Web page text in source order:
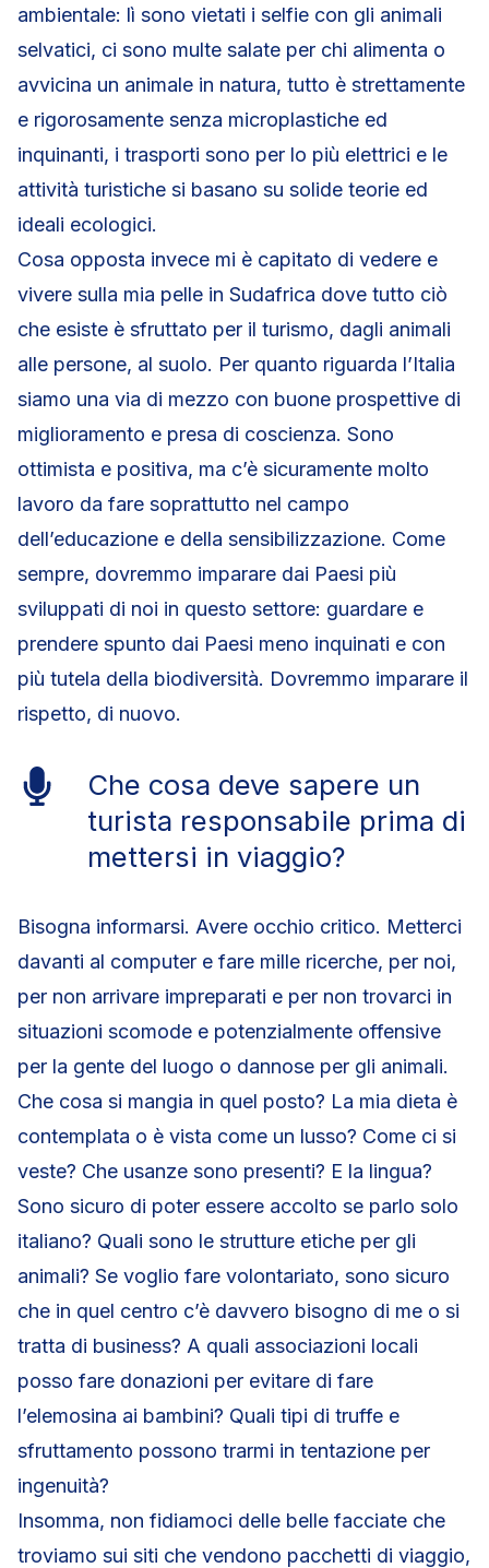
ambientale: lì sono vietati i selfie con gli animali
selvatici, ci sono multe salate per chi alimenta o
avvicina un animale in natura, tutto è strettamente
e rigorosamente senza microplastiche ed
inquinanti, i trasporti sono per lo più elettrici e le
attività turistiche si basano su solide teorie ed
ideali ecologici.
Cosa opposta invece mi è capitato di vedere e
vivere sulla mia pelle in Sudafrica dove tutto ciò
che esiste è sfruttato per il turismo, dagli animali
alle persone, al suolo. Per quanto riguarda l’Italia
siamo una via di mezzo con buone prospettive di
miglioramento e presa di coscienza. Sono
ottimista e positiva, ma c’è sicuramente molto
lavoro da fare soprattutto nel campo
dell’educazione e della sensibilizzazione. Come
sempre, dovremmo imparare dai Paesi più
sviluppati di noi in questo settore: guardare e
prendere spunto dai Paesi meno inquinati e con
più tutela della biodiversità. Dovremmo imparare il
rispetto, di nuovo.
Che cosa deve sapere un
turista responsabile prima di
mettersi in viaggio?
Bisogna informarsi. Avere occhio critico. Metterci
davanti al computer e fare mille ricerche, per noi,
per non arrivare impreparati e per non trovarci in
situazioni scomode e potenzialmente offensive
per la gente del luogo o dannose per gli animali.
Che cosa si mangia in quel posto? La mia dieta è
contemplata o è vista come un lusso? Come ci si
veste? Che usanze sono presenti? E la lingua?
Sono sicuro di poter essere accolto se parlo solo
italiano? Quali sono le strutture etiche per gli
animali? Se voglio fare volontariato, sono sicuro
che in quel centro c’è davvero bisogno di me o si
tratta di business? A quali associazioni locali
posso fare donazioni per evitare di fare
l’elemosina ai bambini? Quali tipi di truffe e
sfruttamento possono trarmi in tentazione per
ingenuità?
Insomma, non fidiamoci delle belle facciate che
troviamo sui siti che vendono pacchetti di viaggio,